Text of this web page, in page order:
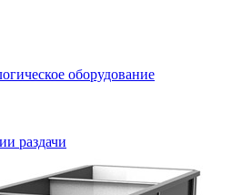
оборудование
раздачи